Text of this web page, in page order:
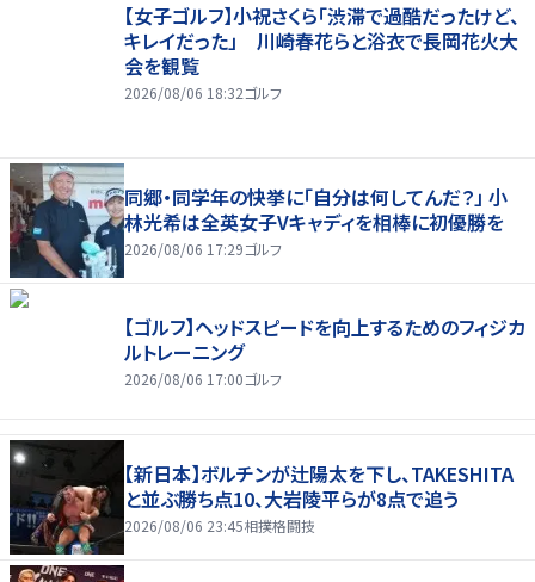
【女子ゴルフ】小祝さくら「渋滞で過酷だったけど、
キレイだった」 川崎春花らと浴衣で長岡花火大
会を観覧
2026/08/06 18:32ゴルフ
同郷・同学年の快挙に「自分は何してんだ？」 小
林光希は全英女子Vキャディを相棒に初優勝を
2026/08/06 17:29ゴルフ
【ゴルフ】ヘッドスピードを向上するためのフィジカ
ルトレーニング
2026/08/06 17:00ゴルフ
【新日本】ボルチンが辻陽太を下し、TAKESHITA
と並ぶ勝ち点10、大岩陵平らが8点で追う
2026/08/06 23:45相撲格闘技